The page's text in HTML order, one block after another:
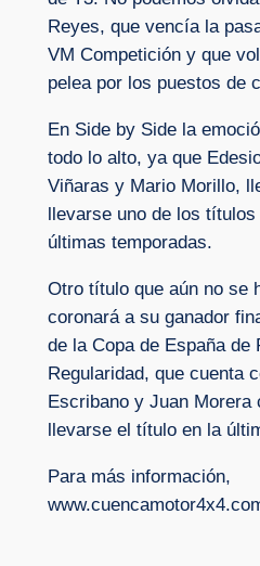
Reyes, que vencía la
VM Competición y que
pelea por los puestos de
En Side by Side la
todo lo alto, ya que
Viñaras y Mario Morillo,
llevarse uno de los
últimas temporadas.
Otro título que aún no se
coronará a su ganador
de la Copa de España de
Regularidad, que cuenta
Escribano y Juan Morera
llevarse el título en la
Para más información,